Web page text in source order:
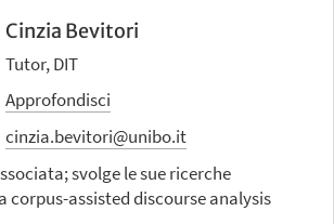
Cinzia Bevitori
Tutor, DIT
Approfondisci
cinzia.bevitori@unibo.it
svolge le sue ricerche
corpus-assisted discourse analysis